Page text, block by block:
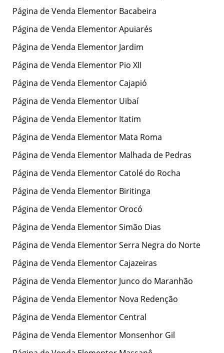
Página de Venda Elementor Bacabeira
Página de Venda Elementor Apuiarés
Página de Venda Elementor Jardim
Página de Venda Elementor Pio XII
Página de Venda Elementor Cajapió
Página de Venda Elementor Uibaí
Página de Venda Elementor Itatim
Página de Venda Elementor Mata Roma
Página de Venda Elementor Malhada de Pedras
Página de Venda Elementor Catolé do Rocha
Página de Venda Elementor Biritinga
Página de Venda Elementor Orocó
Página de Venda Elementor Simão Dias
Página de Venda Elementor Serra Negra do Norte
Página de Venda Elementor Cajazeiras
Página de Venda Elementor Junco do Maranhão
Página de Venda Elementor Nova Redenção
Página de Venda Elementor Central
Página de Venda Elementor Monsenhor Gil